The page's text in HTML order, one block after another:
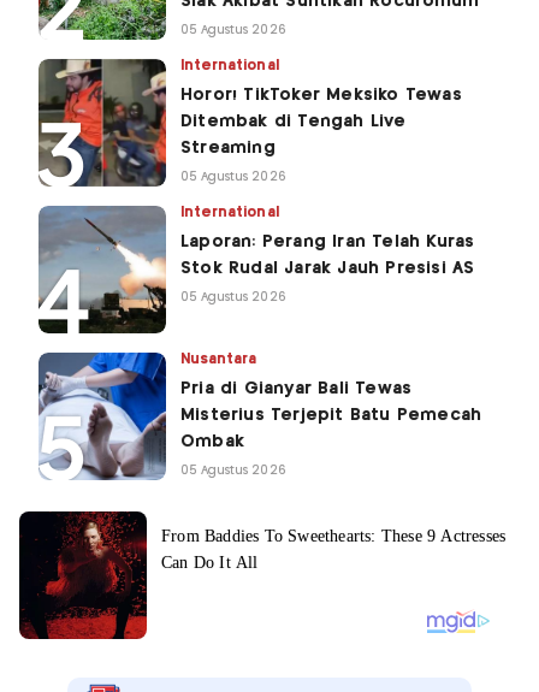
05 Agustus 2026
International
Horor! TikToker Meksiko Tewas
Ditembak di Tengah Live
Streaming
05 Agustus 2026
International
Laporan: Perang Iran Telah Kuras
Stok Rudal Jarak Jauh Presisi AS
05 Agustus 2026
Nusantara
Pria di Gianyar Bali Tewas
Misterius Terjepit Batu Pemecah
Ombak
05 Agustus 2026